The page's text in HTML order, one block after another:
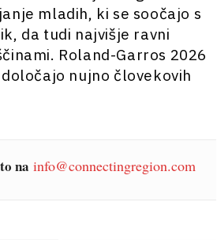
mladih, ki se soočajo s
da tudi najvišje ravni
Roland-Garros 2026
nujno človekovih
na info@connectingregion.com